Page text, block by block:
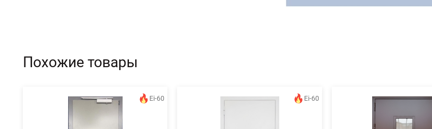
Похожие товары
Ei-60 Ei-60